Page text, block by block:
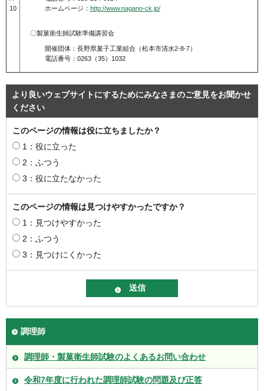
10
ホームページ： http://www.nagano-ck.jp/
〇製菓衛生師試験準備講習会
開催団体：長野県菓子工業組合（松本市清水2-8-7）
電話番号：0263（35）1032
より良いウェブサイトにするためにみなさまのご意見をお聞かせ
ください
このページの情報は役に立ちましたか？
1：役に立った
2：ふつう
3：役に立たなかった
このページの情報は見つけやすかったですか？
1：見つけやすかった
2：ふつう
3：見つけにくかった
調理師
調理師・製菓衛生師試験のよくあるお問い合わせ
令和7年度に行われた調理師試験の問題及び正答